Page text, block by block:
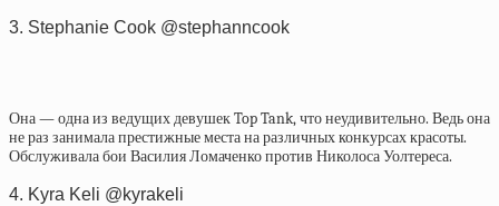
3. Stephanie Cook @stephanncook
Она — одна из ведущих девушек Top Tank, что неудивительно. Ведь она
не раз занимала престижные места на различных конкурсах красоты.
Обслуживала бои Василия Ломаченко против Николоса Уолтереса.
4. Kyra Keli @kyrakeli